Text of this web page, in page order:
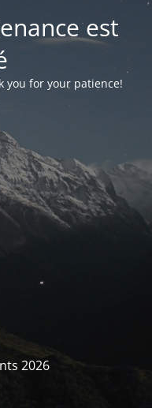
est
you for your patience!
2026